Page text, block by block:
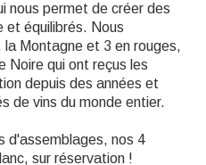
nous permet de créer des
et équilibrés. Nous
Montagne et 3 en rouges,
Noire qui ont reçus les
depuis des années et
de vins du monde entier.
d'assemblages, nos 4
sur réservation !